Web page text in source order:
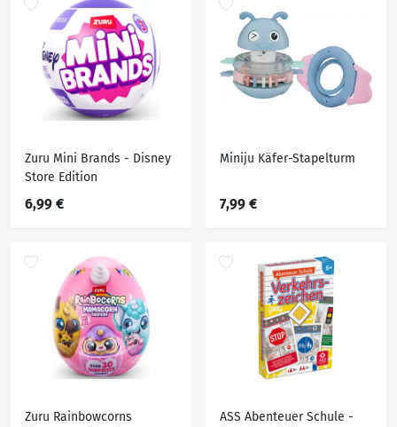
Zuru Mini Brands - Disney
Store Edition
6,99 €
Miniju Käfer-Stapelturm
7,99 €
Zuru Rainbowcorns
ASS Abenteuer Schule -